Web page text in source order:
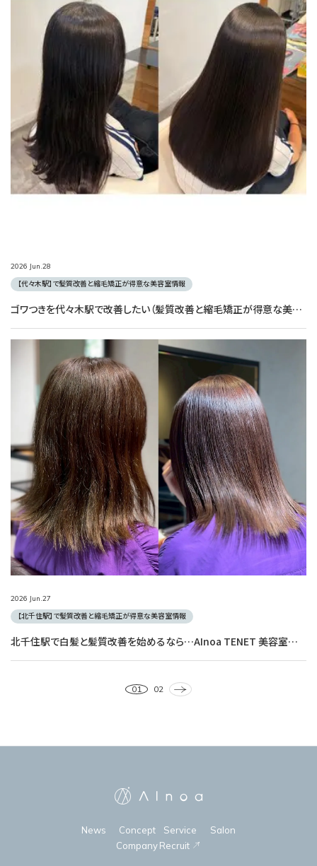
2026 Jun. 28
【代々木駅】で髪質改善と縮毛矯正が得意な美容室情報
ゴワつきを代々木駅で改善したい（髪質改善と縮毛矯正が得意な美容室）
2026 Jun.27
【北千住駅】で髪質改善と縮毛矯正が得意な美容室情報
北千住駅で白髪と髪質改善を始めるなら…AInoa TENET 美容室へ（縮毛矯正が得意な美容室）
01 02 ⇀
AInoa
News Concept Service
Salon
CompanyRecruit